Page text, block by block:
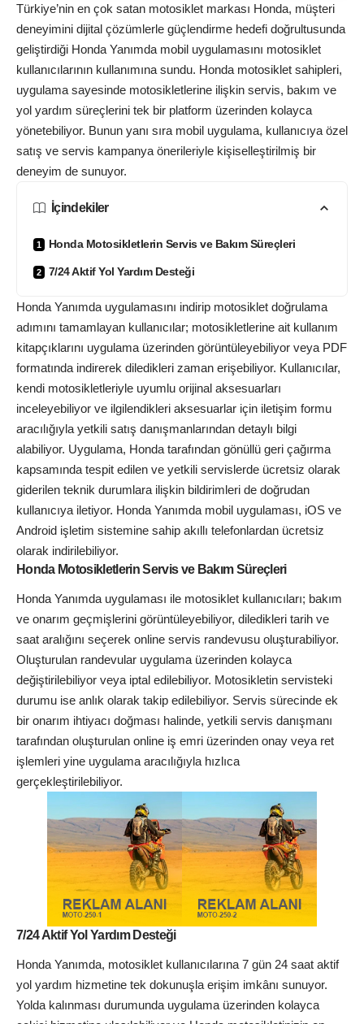
Türkiye’nin en çok satan motosiklet markası Honda, müşteri
deneyimini dijital çözümlerle güçlendirme hedefi doğrultusunda
geliştirdiği Honda Yanımda mobil uygulamasını motosiklet
kullanıcılarının kullanımına sundu. Honda motosiklet sahipleri,
uygulama sayesinde motosikletlerine ilişkin servis, bakım ve
yol yardım süreçlerini tek bir platform üzerinden kolayca
yönetebiliyor. Bunun yanı sıra mobil uygulama, kullanıcıya özel
satış ve servis kampanya önerileriyle kişiselleştirilmiş bir
deneyim de sunuyor.
İçindekiler
Honda Motosikletlerin Servis ve Bakım Süreçleri
7/24 Aktif Yol Yardım Desteği
Honda Yanımda uygulamasını indirip motosiklet doğrulama
adımını tamamlayan kullanıcılar; motosikletlerine ait kullanım
kitapçıklarını uygulama üzerinden görüntüleyebiliyor veya PDF
formatında indirerek diledikleri zaman erişebiliyor. Kullanıcılar,
kendi motosikletleriyle uyumlu orijinal aksesuarları
inceleyebiliyor ve ilgilendikleri aksesuarlar için iletişim formu
aracılığıyla yetkili satış danışmanlarından detaylı bilgi
alabiliyor. Uygulama, Honda tarafından gönüllü geri çağırma
kapsamında tespit edilen ve yetkili servislerde ücretsiz olarak
giderilen teknik durumlara ilişkin bildirimleri de doğrudan
kullanıcıya iletiyor. Honda Yanımda mobil uygulaması, iOS ve
Android işletim sistemine sahip akıllı telefonlardan ücretsiz
olarak indirilebiliyor.
Honda Motosikletlerin Servis ve Bakım Süreçleri
Honda Yanımda uygulaması ile motosiklet kullanıcıları; bakım
ve onarım geçmişlerini görüntüleyebiliyor, diledikleri tarih ve
saat aralığını seçerek online servis randevusu oluşturabiliyor.
Oluşturulan randevular uygulama üzerinden kolayca
değiştirilebiliyor veya iptal edilebiliyor. Motosikletin servisteki
durumu ise anlık olarak takip edilebiliyor. Servis sürecinde ek
bir onarım ihtiyacı doğması halinde, yetkili servis danışmanı
tarafından oluşturulan online iş emri üzerinden onay veya ret
işlemleri yine uygulama aracılığıyla hızlıca
gerçekleştirilebiliyor.
7/24 Aktif Yol Yardım Desteği
Honda Yanımda, motosiklet kullanıcılarına 7 gün 24 saat aktif
yol yardım hizmetine tek dokunuşla erişim imkânı sunuyor.
Yolda kalınması durumunda uygulama üzerinden kolayca